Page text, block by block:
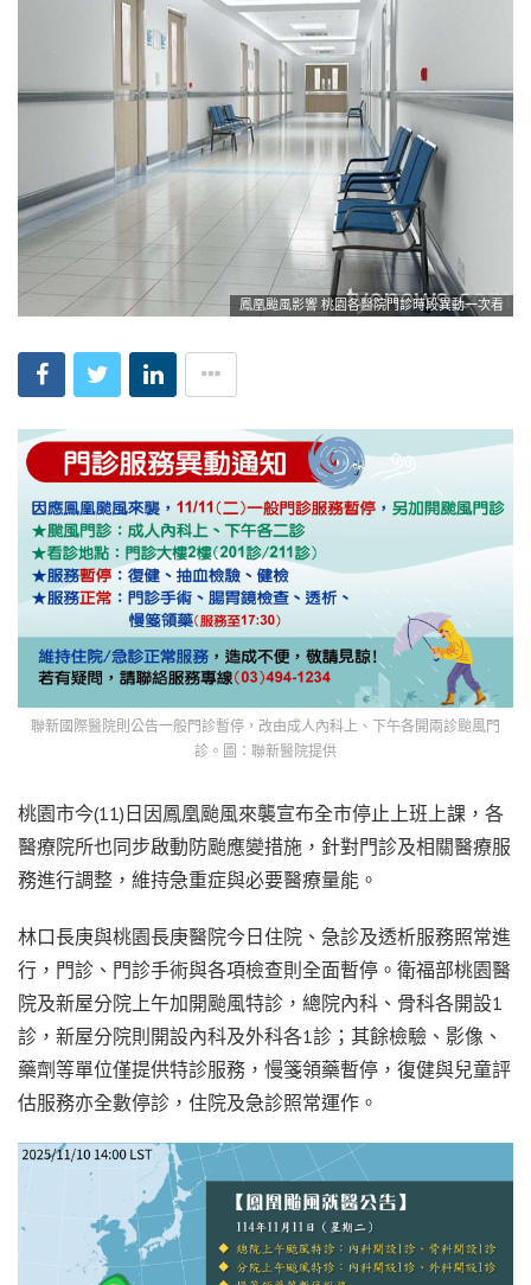
鳳凰颱風影響 桃園各醫院門診時段異動一次看
聯新國際醫院則公告一般門診暫停，改由成人內科上、下午各開兩診颱風門
診。圖：聯新醫院提供
桃園市今(11)日因鳳凰颱風來襲宣布全市停止上班上課，各
醫療院所也同步啟動防颱應變措施，針對門診及相關醫療服
務進行調整，維持急重症與必要醫療量能。
林口長庚與桃園長庚醫院今日住院、急診及透析服務照常進
行，門診、門診手術與各項檢查則全面暫停。衛福部桃園醫
院及新屋分院上午加開颱風特診，總院內科、骨科各開設1
診，新屋分院則開設內科及外科各1診；其餘檢驗、影像、
藥劑等單位僅提供特診服務，慢箋領藥暫停，復健與兒童評
估服務亦全數停診，住院及急診照常運作。